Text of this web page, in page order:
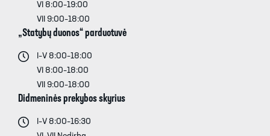
VI 8:00–19:00
VII 9:00–18:00
„Statybų duonos“ parduotuvė
I–V 8:00–18:00
VI 8:00–18:00
VII 9:00–18:00
Didmeninės prekybos skyrius
I–V 8:00–16:30